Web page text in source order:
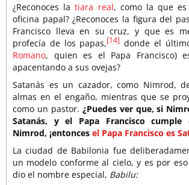
¿Reconoces latiara real, como la que
oficina papal? ¿Reconoces la figura del
Francisco lleva en su cruz, y que es
profecía de los papas,[14] donde el
Romano, quien es el Papa Francisco)
apacentando a sus ovejas?
Satanás es un cazador, como Nimrod,
almas en el engaño, mientras que se
como un pastor. ¿Puedes ver que, si
Satanás, y el Papa Francisco
Nimrod, ¡entonces el Papa Francisco es
La ciudad de Babilonia fue
un modelo conforme al cielo, y es por
dio el nombre especial, Babilu: